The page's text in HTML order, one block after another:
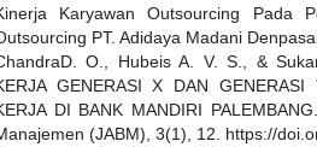
Karyawan Outsourcing Pada
PT. Adidaya Madani
O., Hubeis A. V. S., &
GENERASI X DAN GENERASI
DI BANK MANDIRI
(JABM), 3(1), 12. https://